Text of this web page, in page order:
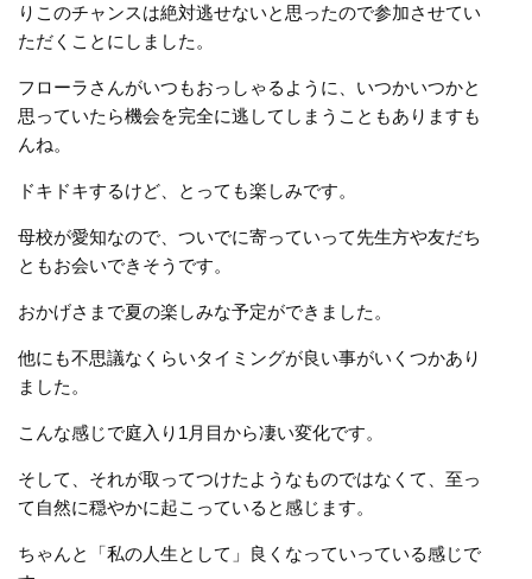
りこのチャンスは絶対逃せないと思ったので参加させてい
ただくことにしました。
フローラさんがいつもおっしゃるように、いつかいつかと
思っていたら機会を完全に逃してしまうこともありますも
んね。
ドキドキするけど、とっても楽しみです。
母校が愛知なので、ついでに寄っていって先生方や友だち
ともお会いできそうです。
おかげさまで夏の楽しみな予定ができました。
他にも不思議なくらいタイミングが良い事がいくつかあり
ました。
こんな感じで庭入り1月目から凄い変化です。
そして、それが取ってつけたようなものではなくて、至っ
て自然に穏やかに起こっていると感じます。
ちゃんと「私の人生として」良くなっていっている感じで